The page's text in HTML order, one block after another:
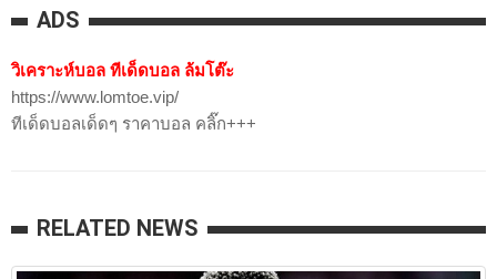
ADS
วิเคราะห์บอล ทีเด็ดบอล ล้มโต๊ะ
https://www.lomtoe.vip/
ทีเด็ดบอลเด็ดๆ ราคาบอล คลิ๊ก+++
RELATED NEWS